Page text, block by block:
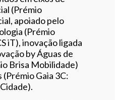
(Prémio
apoiado pelo
(Prémio
iT), inovação ligada
by Águas de
Brisa Mobilidade)
Gaia 3C: